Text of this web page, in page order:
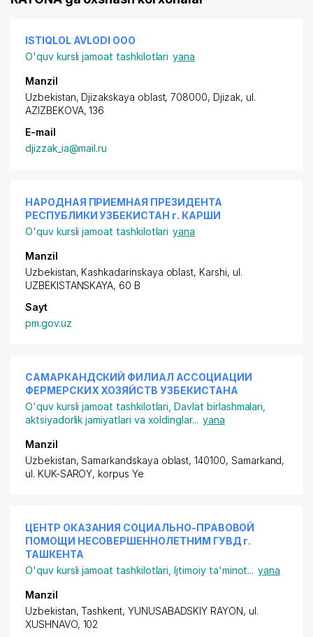
ISTIQLOL AVLODI ООО
O'quv kursli jamoat tashkilotlari yana
Manzil
Uzbekistan, Djizakskaya oblast, 708000, Djizak, ul.
AZIZBEKOVA, 136
E-mail
djizzak_ia@mail.ru
НАРОДНАЯ ПРИЕМНАЯ ПРЕЗИДЕНТА
РЕСПУБЛИКИ УЗБЕКИСТАН г. КАРШИ
O'quv kursli jamoat tashkilotlari yana
Manzil
Uzbekistan, Kashkadarinskaya oblast, Karshi, ul.
UZBEKISTANSKAYA, 60 B
Sayt
pm.gov.uz
САМАРКАНДСКИЙ ФИЛИАЛ АССОЦИАЦИИ
ФЕРМЕРСКИХ ХОЗЯЙСТВ УЗБЕКИСТАНА
O'quv kursli jamoat tashkilotlari ,Davlat birlashmalari,
aktsiyadorlik jamiyatlari va xoldinglar... yana
Manzil
Uzbekistan, Samarkandskaya oblast, 140100, Samarkand,
ul. KUK-SAROY, korpus Ye
ЦЕНТР ОКАЗАНИЯ СОЦИАЛЬНО-ПРАВОВОЙ
ПОМОЩИ НЕСОВЕРШЕННОЛЕТНИМ ГУВД г.
ТАШКЕНТА
O'quv kursli jamoat tashkilotlari ,Ijtimoiy ta'minot... yana
Manzil
Uzbekistan, Tashkent, YUNUSABADSKIY RAYON, ul.
XUSHNAVO, 102